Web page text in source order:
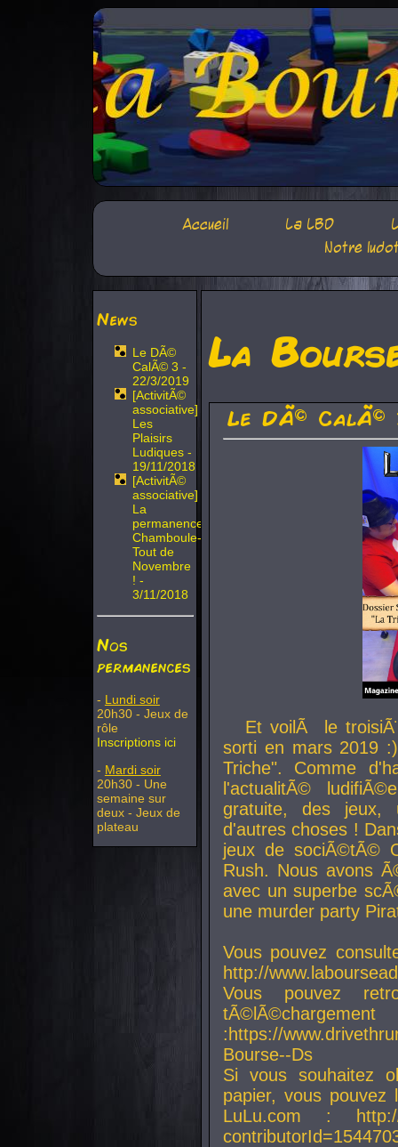
Accueil La LBD
Notre
News
Le DÃ©
CalÃ© 3 -
22/3/2019
[ActivitÃ©
associative]
Les
Plaisirs
Ludiques -
19/11/2018
[ActivitÃ©
associative]
La
permanence
Chamboule-
Tout de
Novembre
! -
3/11/2018
Nos
permanences
- Lundi soir
20h30 - Jeux de
rôle
Inscriptions ici
- Mardi soir
20h30 - Une
semaine sur
deux - Jeux de
plateau
La
Le DÃ© CalÃ©
Et voilÃ le
sorti en mars 2019
Triche". Comme
l'actualitÃ©
gratuite, des jeux,
d'autres choses !
jeux de sociÃ©tÃ©
Rush. Nous avons
avec un superbe
une murder party
Vous pouvez
http://
Vous pouvez
:https://
Bourse--Ds
Si vous souhaitez
papier, vous
LuLu.com : http://